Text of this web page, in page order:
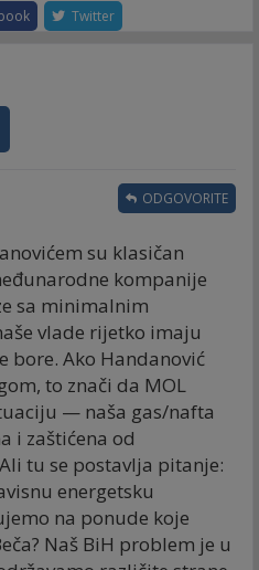
Twitter
su klasičan
kompanije
sa minimalnim
vlade rijetko imaju
bore. Ako Handanović
to znači da MOL
— naša gas/nafta
i zaštićena od
tu se postavlja pitanje:
energetsku
na ponude koje
Naš BiH problem je u
ODGOVORITE